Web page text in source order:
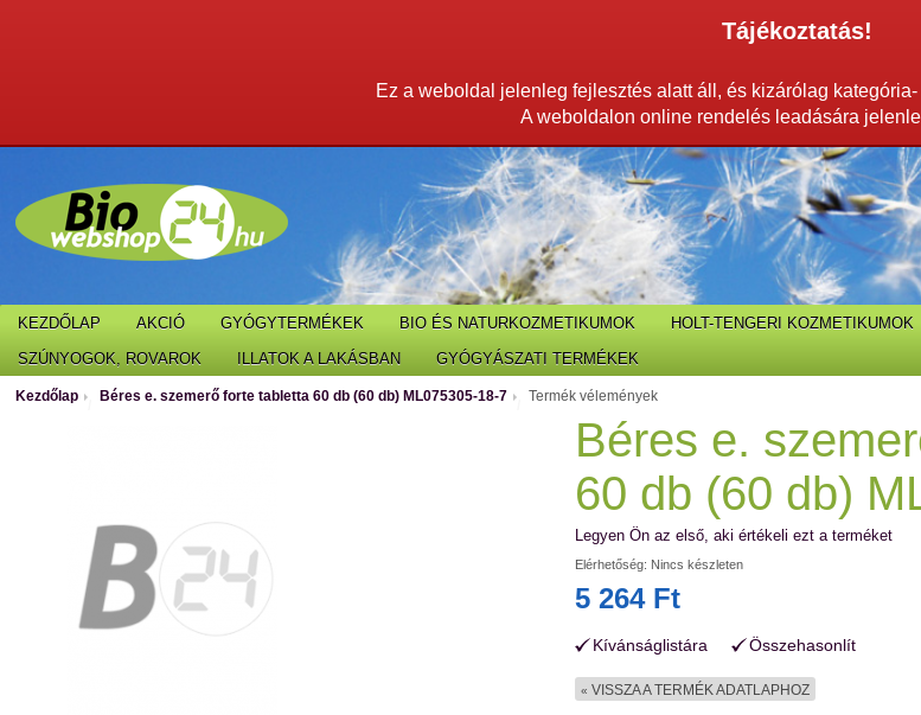
Tájékoztatás!
Ez a weboldal jelenleg fejlesztés alatt áll, és kizárólag
A weboldalon online rendelés leadására
KEZDŐLAP AKCIÓ GYÓGYTERMÉKEK BIO ÉS NATURKOZMETIKUMOK HOLT-TENGERI KOZMETIKUMOK
SZÚNYOGOK, ROVAROK
ILLATOK A LAKÁSBAN GYÓGYÁSZATI TERMÉKEK
Kezdőlap Béres e. szemerő forte tabletta 60 db (60 db) ML075305-18-7 Termék vélemények
Béres e.
60 db (60 db)
Legyen Ön az első, aki értékeli ezt a terméket
Elérhetőség: Nincs készleten
5 264 Ft
Kívánságlistára Összehasonlít
«VISSZA A TERMÉK ADATLAPHOZ